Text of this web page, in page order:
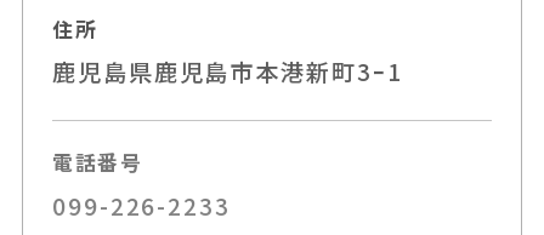
住所
鹿児島県鹿児島市本港新町3ｰ1
電話番号
099-226-2233